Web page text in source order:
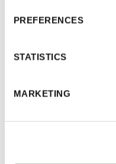
PREFERENCES
STATISTICS
MARKETING
www.loylykontti.fi
Laguuni
24.12. Suljettu